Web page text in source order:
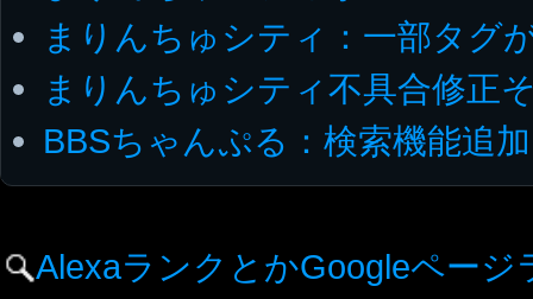
まりんちゅシティ：一部タグ
まりんちゅシティ不具合修正
BBSちゃんぷる：検索機能追加
AlexaランクとかGoogleペー